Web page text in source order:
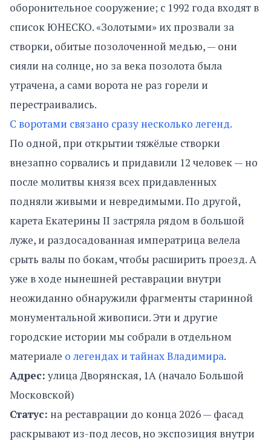
оборонительное сооружение; с 1992 года входят в
список ЮНЕСКО. «Золотыми» их прозвали за
створки, обитые позолоченной медью, — они
сияли на солнце, но за века позолота была
утрачена, а сами ворота не раз горели и
перестраивались.
С воротами связано сразу несколько легенд.
По одной, при открытии тяжёлые створки
внезапно сорвались и придавили 12 человек — но
после молитвы князя всех придавленных
подняли живыми и невредимыми. По другой,
карета Екатерины II застряла рядом в большой
луже, и раздосадованная императрица велела
срыть валы по бокам, чтобы расширить проезд. А
уже в ходе нынешней реставрации внутри
неожиданно обнаружили фрагменты старинной
монументальной живописи. Эти и другие
городские истории мы собрали в отдельном
материале о легендах и тайнах Владимира.
Адрес: улица Дворянская, 1А (начало Большой
Московской)
Статус: на реставрации до конца 2026 — фасад
раскрывают из-под лесов, но экспозиция внутри